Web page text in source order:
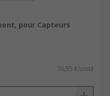
pour Capteurs
76,55 €/unité